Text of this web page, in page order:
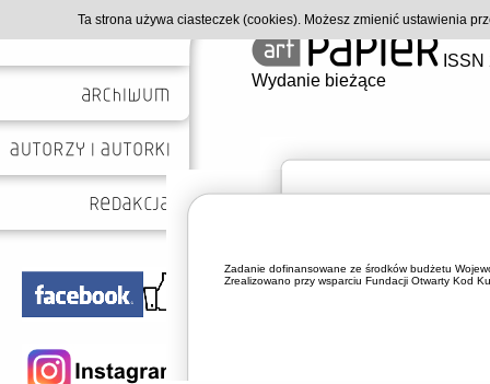
Wydanie bieżące
Zadanie dofinansowane ze środków budżetu
Zrealizowano przy wsparciu Fundacji Otwarty Kod
Ta strona używa ciasteczek (cookies). Możesz zmienić ustawienia